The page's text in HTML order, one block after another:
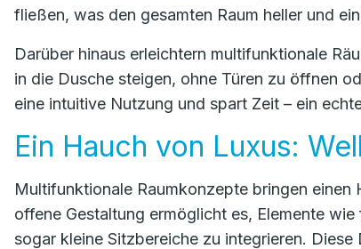
fließen, was den gesamten Raum heller und
Darüber hinaus erleichtern multifunktionale
in die Dusche steigen, ohne Türen zu öffnen
eine intuitive Nutzung und spart Zeit – ein
Ein Hauch von Luxus:
Multifunktionale Raumkonzepte bringen
offene Gestaltung ermöglicht es, Elemente
sogar kleine Sitzbereiche zu integrieren.